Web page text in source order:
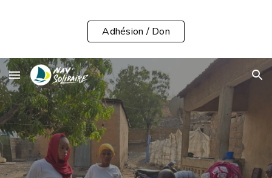
Skip to main content
Adhésion / Don